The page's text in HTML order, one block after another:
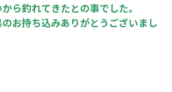
ら釣れてきたとの事でした。
お持ち込みありがとうございまし